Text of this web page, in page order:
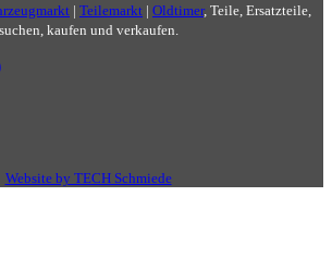
| Teilemarkt | Oldtimer, Teile, Ersatzteile,
suchen, kaufen und verkaufen.
Website by TECH Schmiede